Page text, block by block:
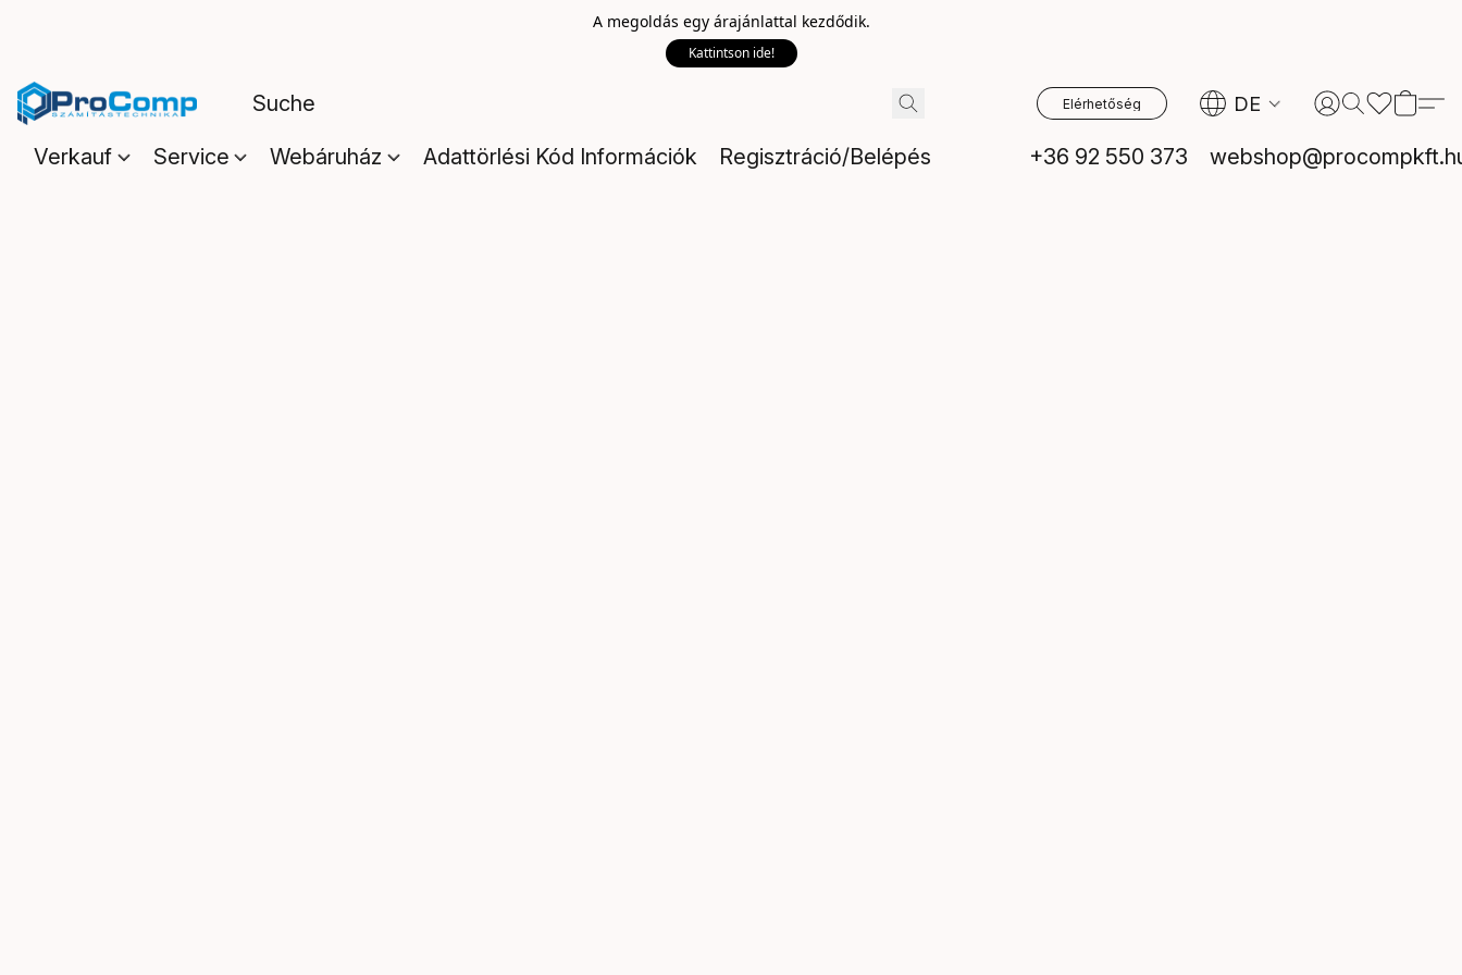
A megoldás egy árajánlattal kezdődik.
Kattintson ide!
Elérhetőség DE
Verkauf Service Webáruház Adattörlési Kód Információk Regisztráció/Belépés +36 92 550 373